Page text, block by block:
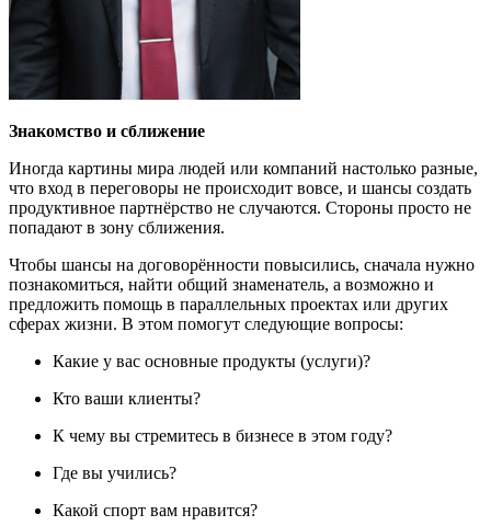
Знакомство и сближение
Иногда картины мира людей или компаний настолько разные,
что вход в переговоры не происходит вовсе, и шансы создать
продуктивное партнёрство не случаются. Стороны просто не
попадают в зону сближения.
Чтобы шансы на договорённости повысились, сначала нужно
познакомиться, найти общий знаменатель, а возможно и
предложить помощь в параллельных проектах или других
сферах жизни. В этом помогут следующие вопросы:
Какие у вас основные продукты (услуги)?
Кто ваши клиенты?
К чему вы стремитесь в бизнесе в этом году?
Где вы учились?
Какой спорт вам нравится?